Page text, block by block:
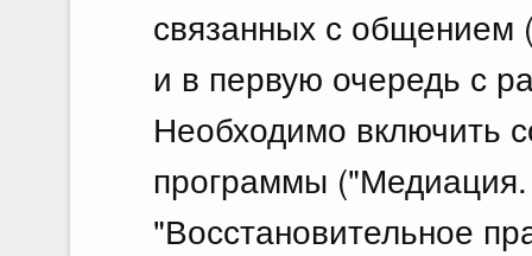
связанных с общением
и в первую очередь с
Необходимо включить
программы
"Восстановительное